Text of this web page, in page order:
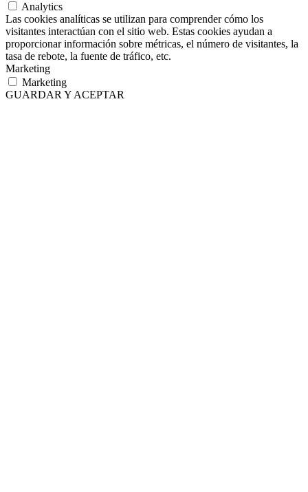
Analytics
Las cookies analíticas se utilizan para comprender cómo los
visitantes interactúan con el sitio web. Estas cookies ayudan a
proporcionar información sobre métricas, el número de visitantes, la
tasa de rebote, la fuente de tráfico, etc.
Marketing
Marketing
GUARDAR Y ACEPTAR